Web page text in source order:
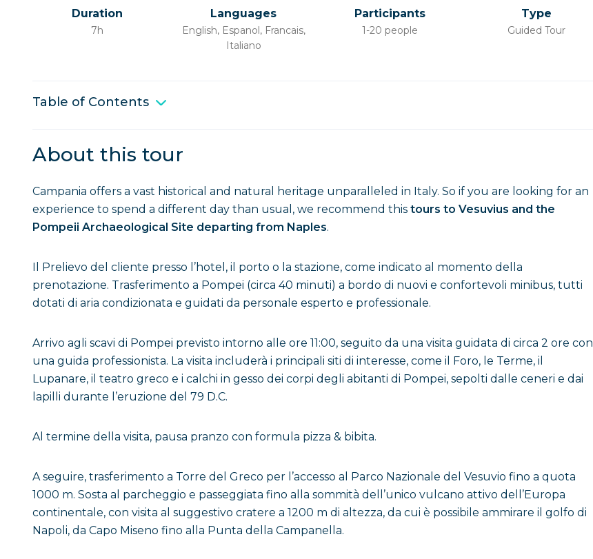
Duration
7h
Languages
English, Espanol, Francais,
Italiano
Participants
1-20 people
Type
Guided Tour
Table of Contents
About this tour
Campania offers a vast historical and natural heritage unparalleled in Italy. So if you are looking for an
experience to spend a different day than usual, we recommend this tours to Vesuvius and the
Pompeii Archaeological Site departing from Naples.
Il Prelievo del cliente presso l’hotel, il porto o la stazione, come indicato al momento della
prenotazione. Trasferimento a Pompei (circa 40 minuti) a bordo di nuovi e confortevoli minibus, tutti
dotati di aria condizionata e guidati da personale esperto e professionale.
Arrivo agli scavi di Pompei previsto intorno alle ore 11:00, seguito da una visita guidata di circa 2 ore con
una guida professionista. La visita includerà i principali siti di interesse, come il Foro, le Terme, il
Lupanare, il teatro greco e i calchi in gesso dei corpi degli abitanti di Pompei, sepolti dalle ceneri e dai
lapilli durante l’eruzione del 79 D.C.
Al termine della visita, pausa pranzo con formula pizza & bibita.
A seguire, trasferimento a Torre del Greco per l’accesso al Parco Nazionale del Vesuvio fino a quota
1000 m. Sosta al parcheggio e passeggiata fino alla sommità dell’unico vulcano attivo dell’Europa
continentale, con visita al suggestivo cratere a 1200 m di altezza, da cui è possibile ammirare il golfo di
Napoli, da Capo Miseno fino alla Punta della Campanella.